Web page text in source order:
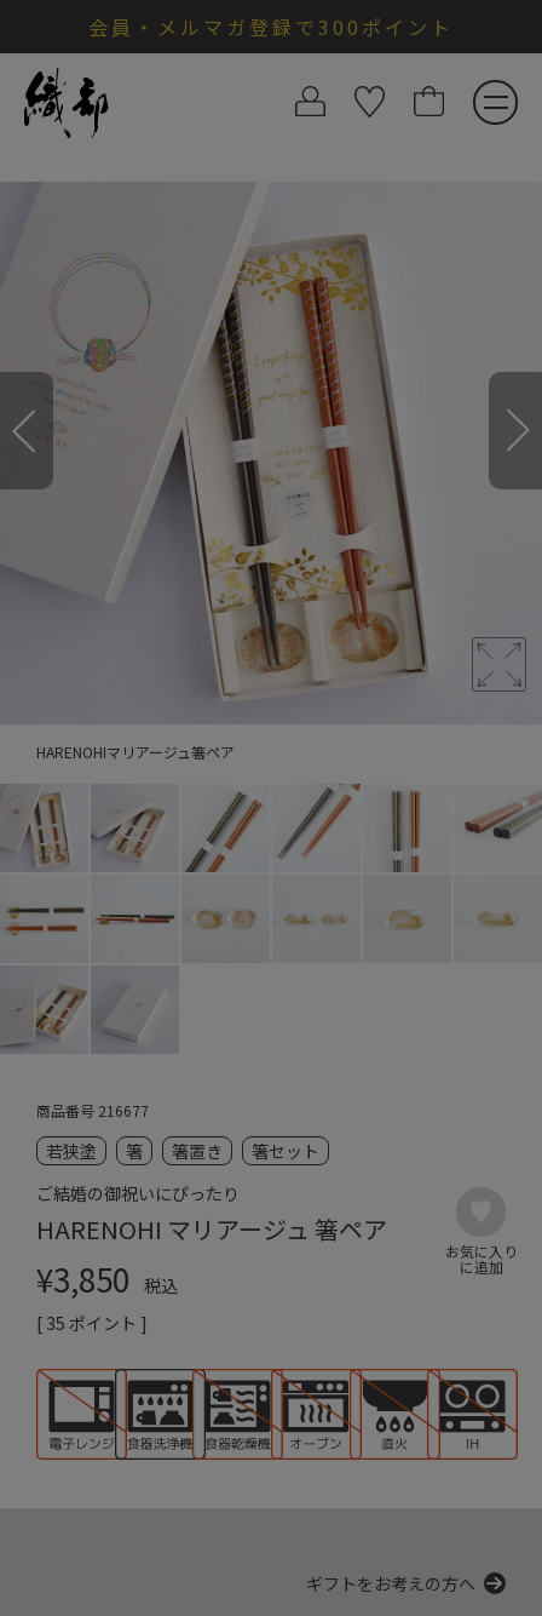
会員・メルマガ登録で300ポイント
HARENOHIマリアージュ箸ペア
商品番号 216677
若狭塗 箸 箸置き
箸セット
ご結婚の御祝いにぴったり
HARENOHI マリアージュ 箸ペア
¥3,850
税込
[ 35 ポイント ]
ギフトをお考えの方へ